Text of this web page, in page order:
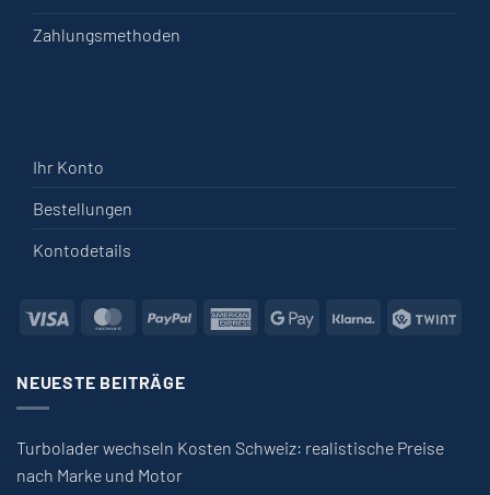
Zahlungsmethoden
Ihr Konto
Bestellungen
Kontodetails
Visa MasterCardPayPal
AmericanGoogle
Klarna
NEUESTE BEITRÄGE
Turbolader wechseln Kosten Schweiz: realistische Preise
nach Marke und Motor